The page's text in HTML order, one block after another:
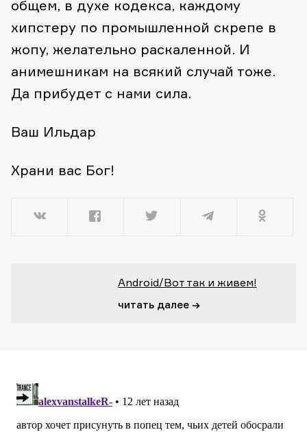
общем, в духе кодекса, каждому
хипстеру по промышленной скрепе в
жопу, желательно раскаленной. И
анимешникам на всякий случай тоже.
Да прибудет с нами сила.
Ваш Ильдар
Храни вас Бог!
Android/Вот так и живем!
читать далее →